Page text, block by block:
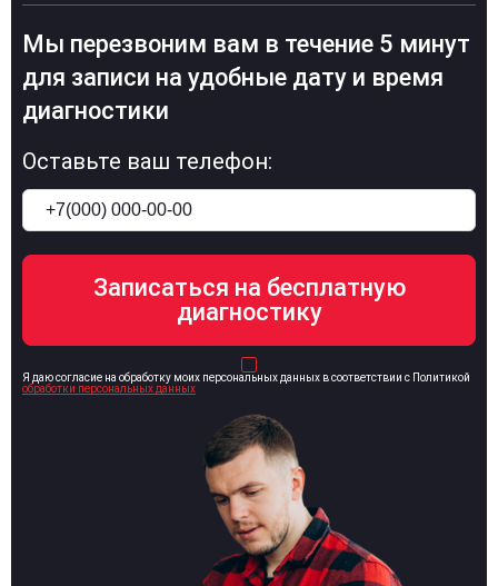
Мы перезвоним вам в течение 5 минут
для записи на удобные дату и время
диагностики
Оставьте ваш телефон:
Я даю согласие на обработку моих персональных данных в соответствии с Политикой
обработки персональных данных